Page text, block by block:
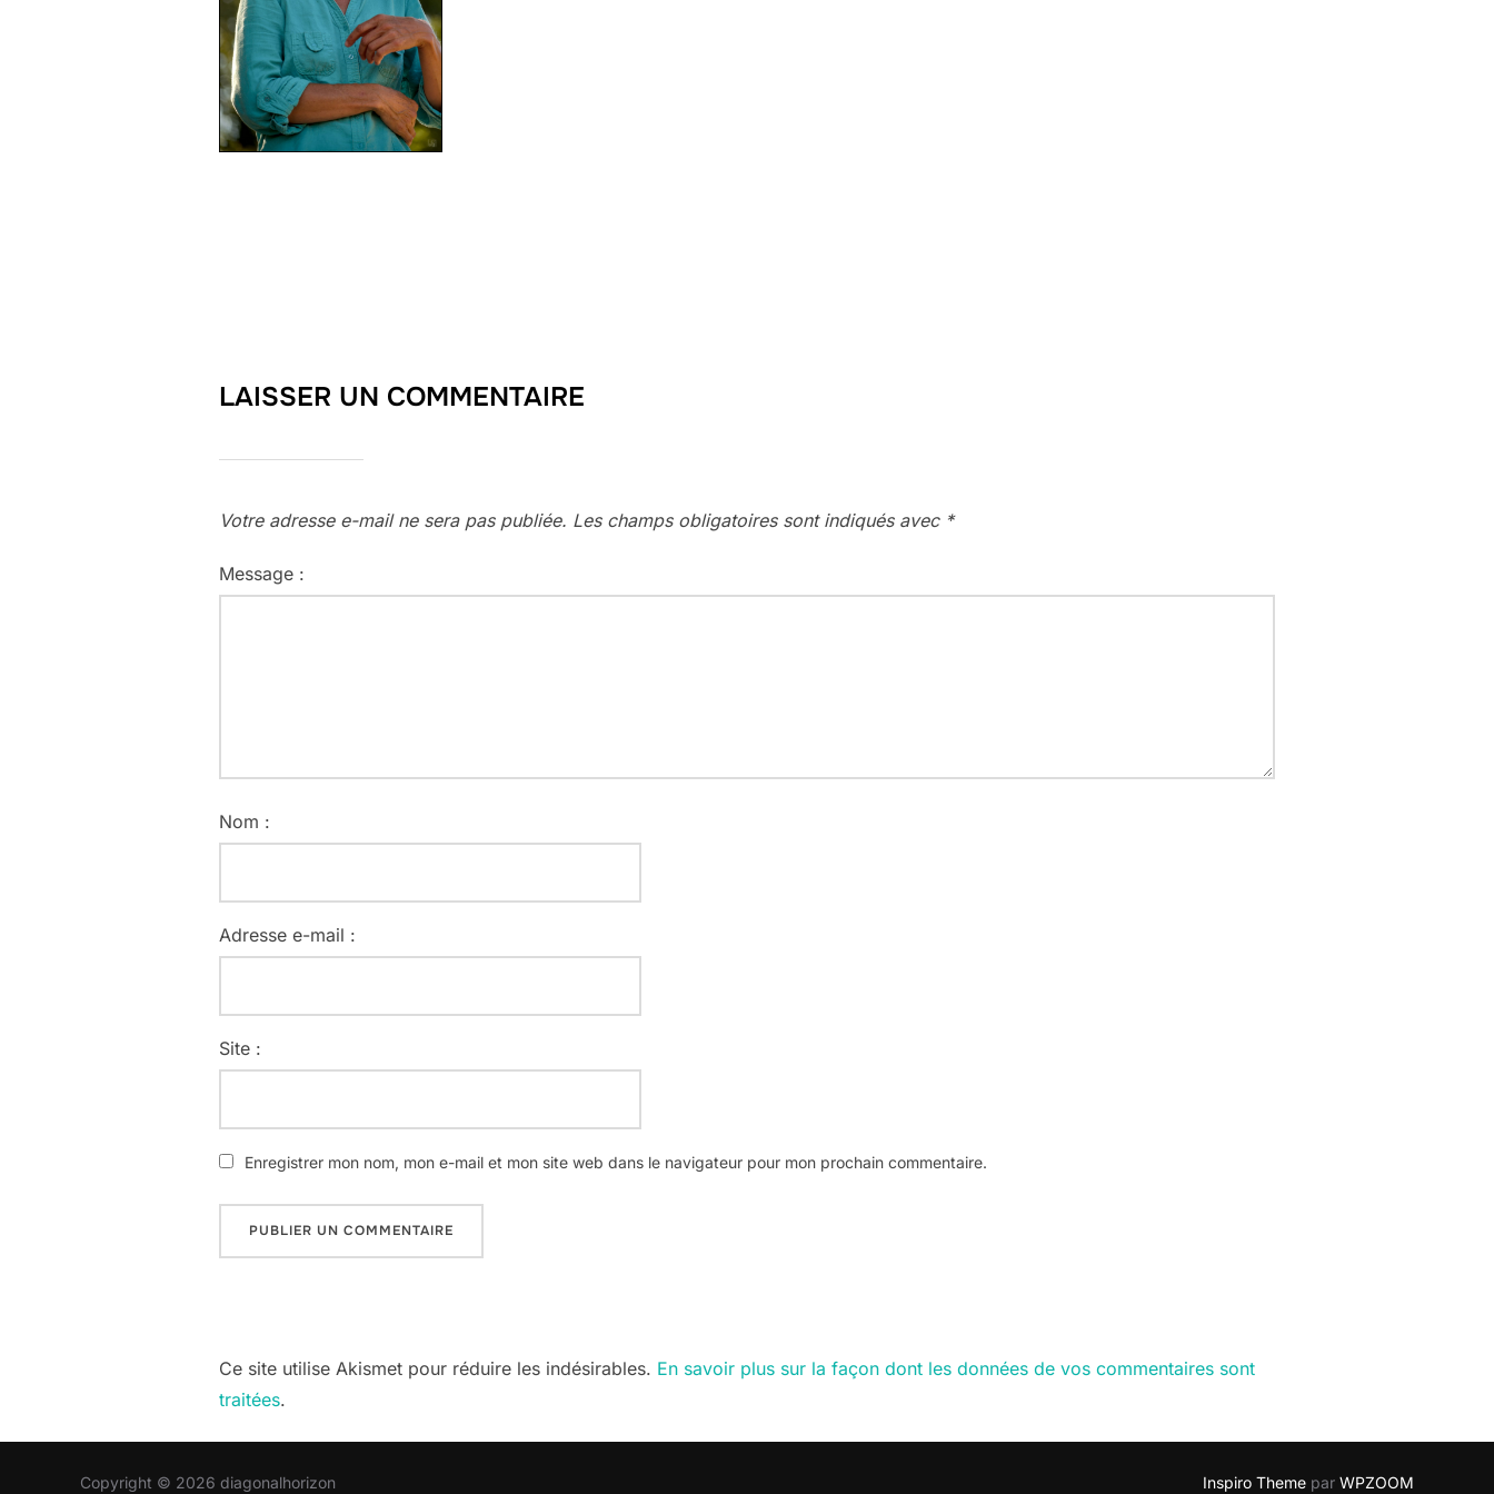
LAISSER UN COMMENTAIRE
Votre adresse e-mail ne sera pas publiée. Les champs obligatoires sont indiqués avec *
Message :
Nom :
Adresse e-mail :
Site :
Enregistrer mon nom, mon e-mail et mon site web dans le navigateur pour mon prochain commentaire.
Ce site utilise Akismet pour réduire les indésirables. En savoir plus sur la façon dont les données de vos commentaires sont
traitées.
Copyright © 2026 diagonalhorizon Inspiro Theme par WPZOOM